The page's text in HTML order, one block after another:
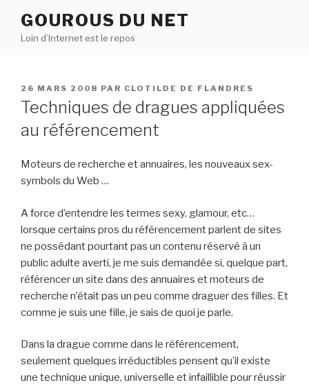
contenu
GOUROUS DU NET
Loin d’Internet est le repos
PUBLIÉ
LE
26 MARS 2008 PAR CLOTILDE DE FLANDRES
Techniques de dragues appliquées
au référencement
Moteurs de recherche et annuaires, les nouveaux sex-
symbols du Web …
A force d’entendre les termes sexy, glamour, etc…
lorsque certains pros du référencement parlent de sites
ne possédant pourtant pas un contenu réservé à un
public adulte averti, je me suis demandée si, quelque part,
référencer un site dans des annuaires et moteurs de
recherche n’était pas un peu comme draguer des filles. Et
comme je suis une fille, je sais de quoi je parle.
Dans la drague comme dans le référencement,
seulement quelques irréductibles pensent qu’il existe
une technique unique, universelle et infaillible pour réussir